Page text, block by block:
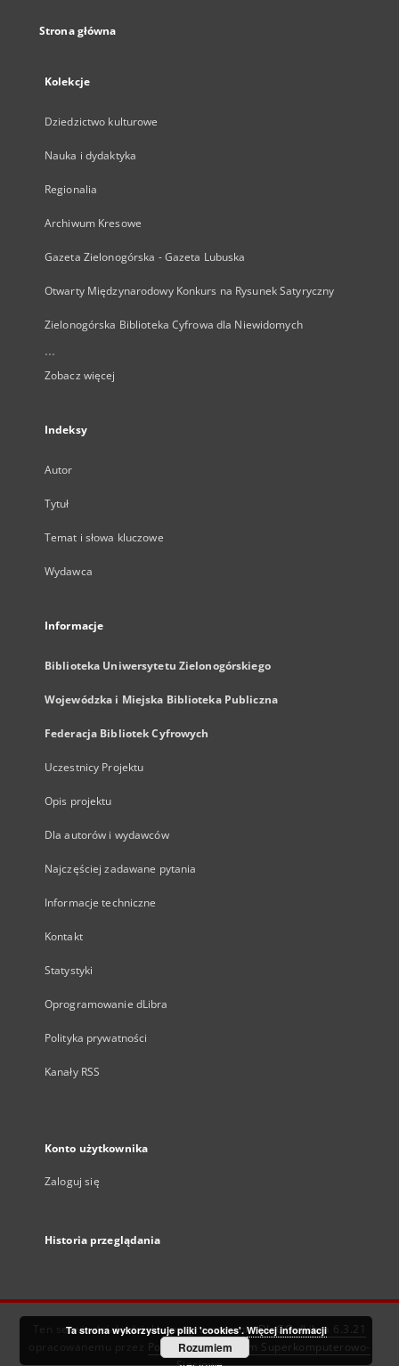
Strona główna
Kolekcje
Dziedzictwo kulturowe
Nauka i dydaktyka
Regionalia
Archiwum Kresowe
Gazeta Zielonogórska - Gazeta Lubuska
Otwarty Międzynarodowy Konkurs na Rysunek Satyryczny
Zielonogórska Biblioteka Cyfrowa dla Niewidomych
...
Zobacz więcej
Indeksy
Autor
Tytuł
Temat i słowa kluczowe
Wydawca
Informacje
Biblioteka Uniwersytetu Zielonogórskiego
Wojewódzka i Miejska Biblioteka Publiczna
Federacja Bibliotek Cyfrowych
Uczestnicy Projektu
Opis projektu
Dla autorów i wydawców
Najczęściej zadawane pytania
Informacje techniczne
Kontakt
Statystyki
Oprogramowanie dLibra
Polityka prywatności
Kanały RSS
Konto użytkownika
Zaloguj się
Historia przeglądania
Ten serwis działa dzięki oprogramowaniuDInGO dLibra 6.3.21
Poznańskie Centrum Superkomputerowo-
Ta strona wykorzystuje pliki 'cookies'. Więcej informacji
Rozumiem